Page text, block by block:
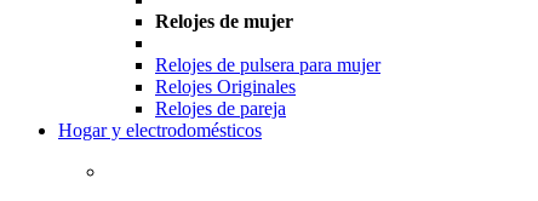
Relojes de mujer
Relojes de pulsera para mujer
Relojes Originales
Relojes de pareja
Hogar y electrodomésticos